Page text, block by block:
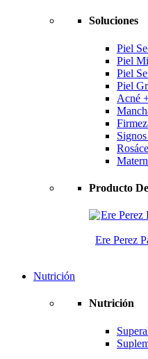
Soluciones
Piel
Piel
Piel
Piel
Acné
Producto
Ere Perez
Nutrición
Nutrición